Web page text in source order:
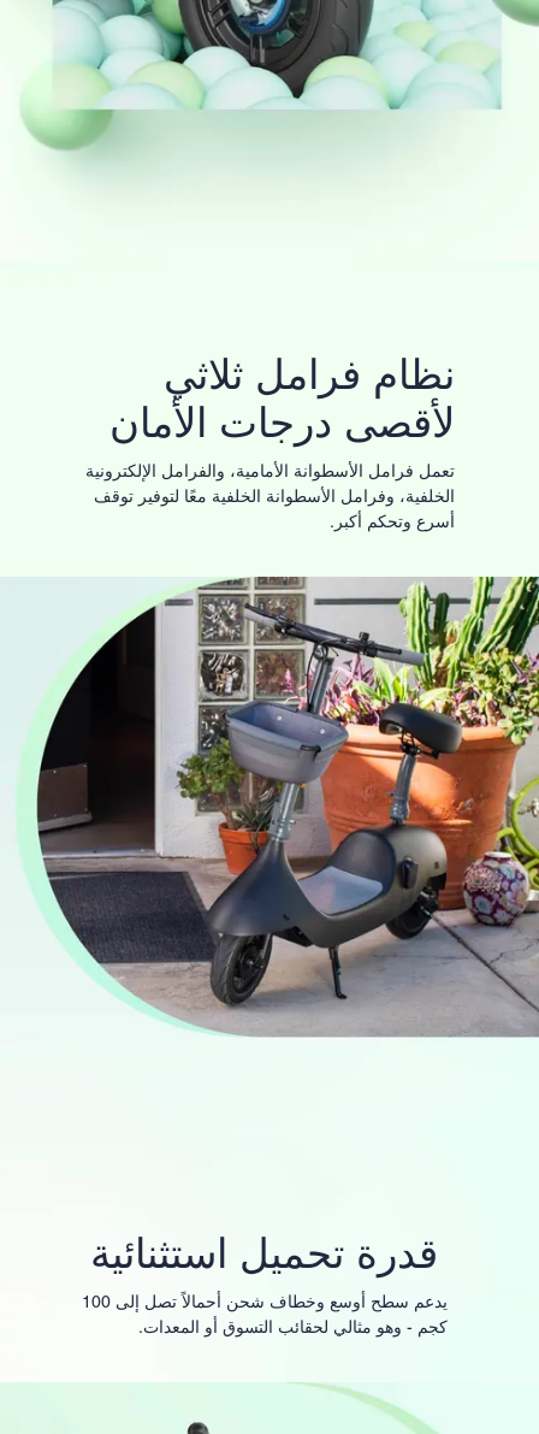
نظام فرامل ثلاثي
لأقصى درجات الأمان
تعمل فرامل الأسطوانة الأمامية، والفرامل الإلكترونية
الخلفية، وفرامل الأسطوانة الخلفية معًا لتوفير توقف
أسرع وتحكم أكبر.
قدرة تحميل استثنائية
يدعم سطح أوسع وخطاف شحن أحمالاً تصل إلى 100
كجم - وهو مثالي لحقائب التسوق أو المعدات.